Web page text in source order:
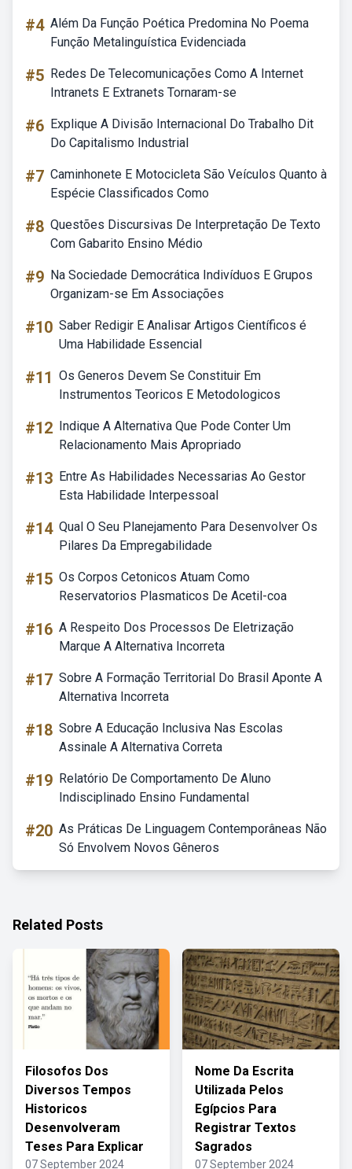
#4 Além Da Função Poética Predomina No Poema
Função Metalinguística Evidenciada
#5 Redes De Telecomunicações Como A Internet
Intranets E Extranets Tornaram-se
#6 Explique A Divisão Internacional Do Trabalho Dit
Do Capitalismo Industrial
#7 Caminhonete E Motocicleta São Veículos Quanto à
Espécie Classificados Como
#8 Questões Discursivas De Interpretação De Texto
Com Gabarito Ensino Médio
#9 Na Sociedade Democrática Indivíduos E Grupos
Organizam-se Em Associações
#10 Saber Redigir E Analisar Artigos Científicos é
Uma Habilidade Essencial
#11 Os Generos Devem Se Constituir Em
Instrumentos Teoricos E Metodologicos
#12 Indique A Alternativa Que Pode Conter Um
Relacionamento Mais Apropriado
#13 Entre As Habilidades Necessarias Ao Gestor
Esta Habilidade Interpessoal
#14 Qual O Seu Planejamento Para Desenvolver Os
Pilares Da Empregabilidade
#15 Os Corpos Cetonicos Atuam Como
Reservatorios Plasmaticos De Acetil-coa
#16 A Respeito Dos Processos De Eletrização
Marque A Alternativa Incorreta
#17 Sobre A Formação Territorial Do Brasil Aponte A
Alternativa Incorreta
#18 Sobre A Educação Inclusiva Nas Escolas
Assinale A Alternativa Correta
#19 Relatório De Comportamento De Aluno
Indisciplinado Ensino Fundamental
#20 As Práticas De Linguagem Contemporâneas Não
Só Envolvem Novos Gêneros
Related Posts
Filosofos Dos
Diversos Tempos
Historicos
Desenvolveram
Teses Para Explicar
07 September 2024
Nome Da Escrita
Utilizada Pelos
Egípcios Para
Registrar Textos
Sagrados
07 September 2024